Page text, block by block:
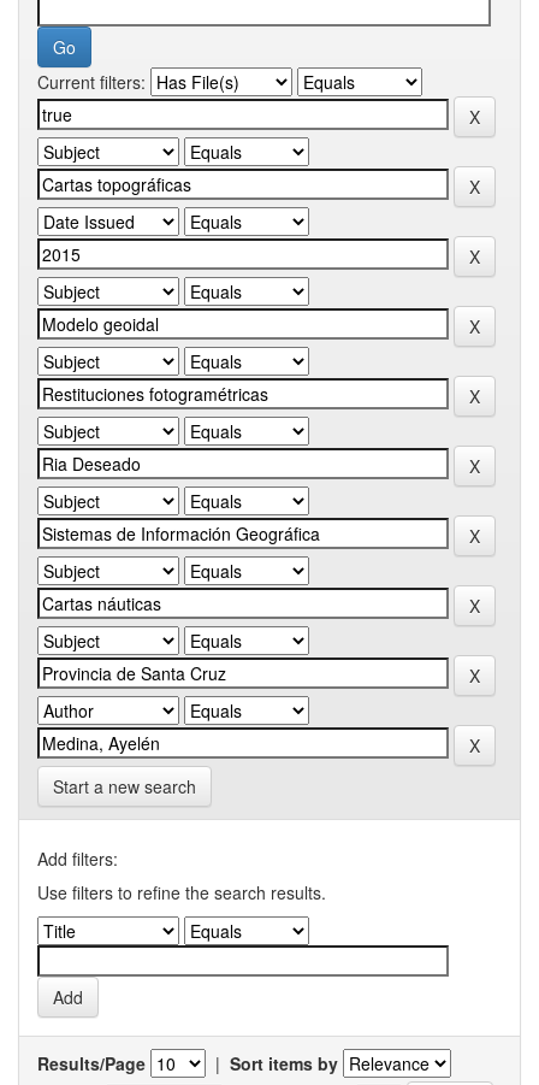
Current filters:
Start a new search
Add filters:
Use filters to refine the search results.
Results/Page | Sort items by